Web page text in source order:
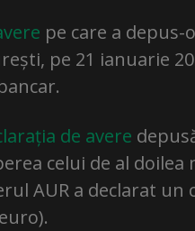
pe care a
pe 21 ianuarie
de avere
celui de al
AUR a declarat un